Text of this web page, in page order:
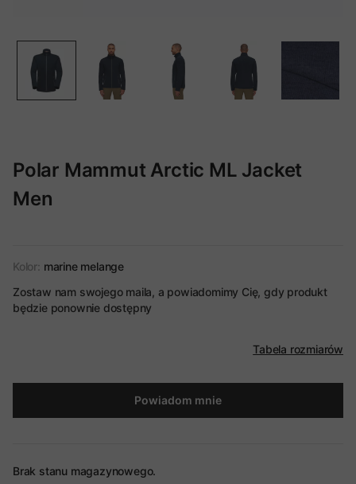
Polar Mammut Arctic ML Jacket
Men
Kolor: marine melange
Zostaw nam swojego maila, a powiadomimy Cię, gdy produkt
będzie ponownie dostępny
Tabela rozmiarów
Powiadom mnie
Brak stanu magazynowego.